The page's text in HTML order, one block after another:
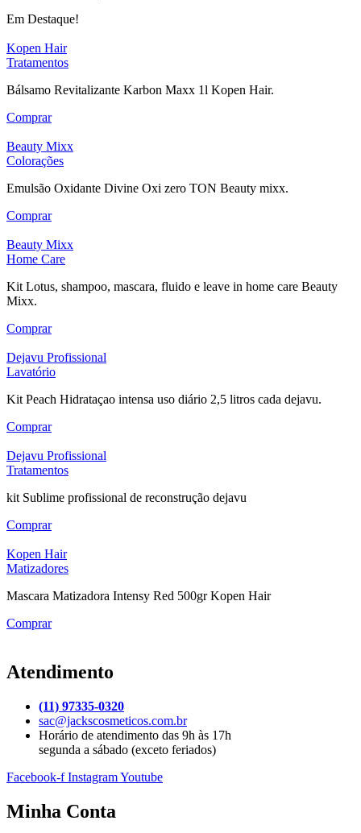
Em Destaque!
Kopen Hair
Tratamentos
Bálsamo Revitalizante Karbon Maxx 1l Kopen Hair.
Comprar
Beauty Mixx
Colorações
Emulsão Oxidante Divine Oxi zero TON Beauty mixx.
Comprar
Beauty Mixx
Home Care
Kit Lotus, shampoo, mascara, fluido e leave in home care Beauty
Mixx.
Comprar
Dejavu Profissional
Lavatório
Kit Peach Hidrataçao intensa uso diário 2,5 litros cada dejavu.
Comprar
Dejavu Profissional
Tratamentos
kit Sublime profissional de reconstrução dejavu
Comprar
Kopen Hair
Matizadores
Mascara Matizadora Intensy Red 500gr Kopen Hair
Comprar
Atendimento
(11) 97335-0320
sac@jackscosmeticos.com.br
Horário de atendimento das 9h às 17h
segunda a sábado (exceto feriados)
Facebook-f InstagramYoutube
Minha Conta